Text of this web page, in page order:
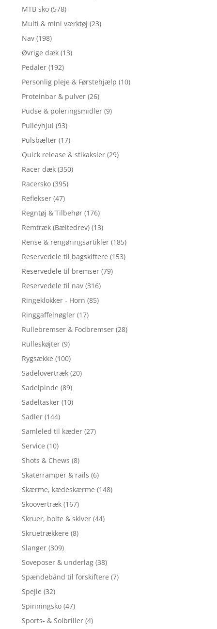
MTB sko (578)
Multi & mini værktøj (23)
Nav (198)
Øvrige dæk (13)
Pedaler (192)
Personlig pleje & Førstehjælp (10)
Proteinbar & pulver (26)
Pudse & poleringsmidler (9)
Pulleyhjul (93)
Pulsbælter (17)
Quick release & stikaksler (29)
Racer dæk (350)
Racersko (395)
Reflekser (47)
Regntøj & Tilbehør (176)
Remtræk (Bæltedrev) (13)
Rense & rengøringsartikler (185)
Reservedele til bagskiftere (153)
Reservedele til bremser (79)
Reservedele til nav (316)
Ringeklokker - Horn (85)
Ringgaffelnøgler (17)
Rullebremser & Fodbremser (28)
Rulleskøjter (9)
Rygsække (100)
Sadelovertræk (20)
Sadelpinde (89)
Sadeltasker (10)
Sadler (144)
Samleled til kæder (27)
Service (10)
Shots & Chews (8)
Skaterramper & rails (6)
Skærme, kædeskærme (148)
Skoovertræk (167)
Skruer, bolte & skiver (44)
Skruetrækkere (8)
Slanger (309)
Soveposer & underlag (38)
Spændebånd til forskiftere (7)
Spejle (32)
Spinningsko (47)
Sports- & Solbriller (4)